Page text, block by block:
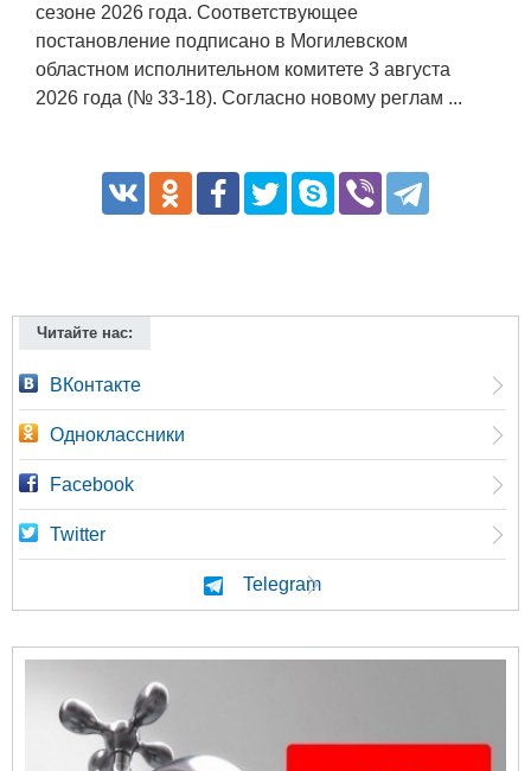
сезоне 2026 года. Соответствующее
постановление подписано в Могилевском
областном исполнительном комитете 3 августа
2026 года (№ 33-18). Согласно новому реглам ...
Читайте нас:
ВКонтакте
Одноклассники
Facebook
Twitter
Telegram